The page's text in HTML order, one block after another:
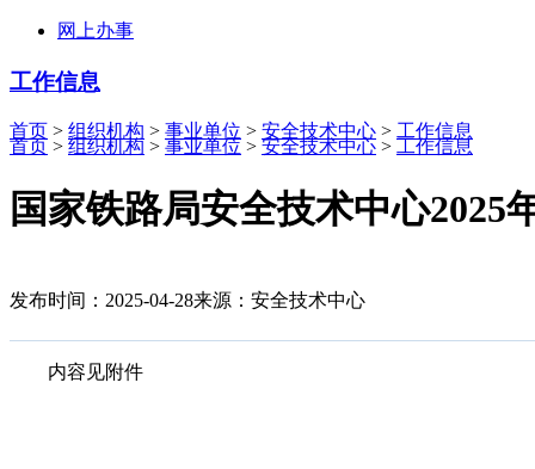
网上办事
工作信息
首页 > 组织机构 > 事业单位 > 安全技术中心 > 工作信息
首页 > 组织机构 > 事业单位 > 安全技术中心 > 工作信息
国家铁路局安全技术中心2025
发布时间：2025-04-28来源：安全技术中心
内容见附件